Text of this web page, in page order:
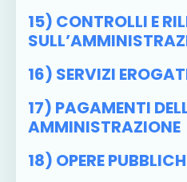
15) CONTROLLI E
16) SERVIZI
17) PAGAMENTI
AMMINISTRAZIONE
18) OPERE